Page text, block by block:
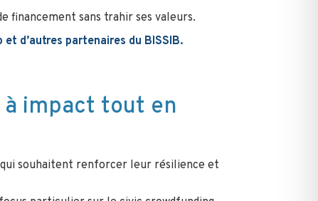
financement sans trahir ses valeurs.
d’autres partenaires du BISSIB.
impact tout en
qui souhaitent renforcer leur résilience et